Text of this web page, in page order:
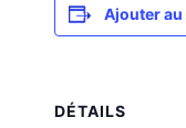
Ajouter
DÉTAILS